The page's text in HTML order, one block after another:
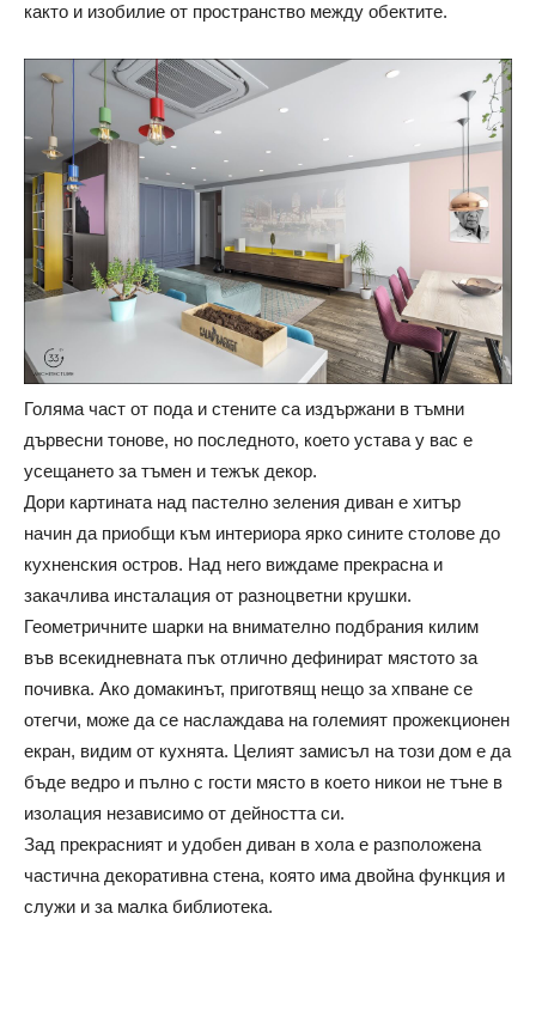
както и изобилие от пространство между обектите.
Голяма част от пода и стените са издържани в тъмни
дървесни тонове, но последното, което устава у вас е
усещането за тъмен и тежък декор.
Дори картината над пастелно зеления диван е хитър
начин да приобщи към интериора ярко сините столове до
кухненския остров. Над него виждаме прекрасна и
закачлива инсталация от разноцветни крушки.
Геометричните шарки на внимателно подбрания килим
във всекидневната пък отлично дефинират мястото за
почивка. Ако домакинът, приготвящ нещо за хпване се
отегчи, може да се наслаждава на големият прожекционен
екран, видим от кухнята. Целият замисъл на този дом е да
бъде ведро и пълно с гости място в което никои не тъне в
изолация независимо от дейността си.
Зад прекрасният и удобен диван в хола е разположена
частична декоративна стена, която има двойна функция и
служи и за малка библиотека.